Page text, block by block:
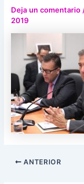
Deja un comentario
2019
ANTERIOR